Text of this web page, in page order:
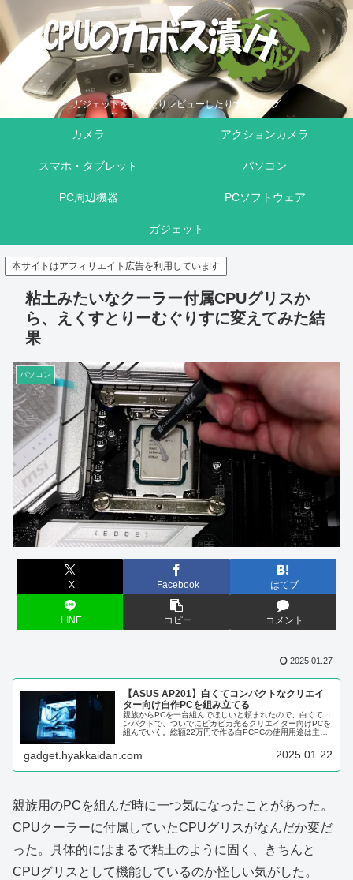
ガジェットを買ったりレビューしたりするブログ
カメラ アクションカメラ
スマホ・タブレット パソコン
PC周辺機器 PCソフトウェア
ガジェット
本サイトはアフィリエイト広告を利用しています
粘土みたいなクーラー付属CPUグリスか
ら、えくすとりーむぐりすに変えてみた結
果
パソコン
X Facebook はてブ
LINE コピー コメント
2025.01.27
【ASUS AP201】白くてコンパクトなクリエイ
ター向け自作PCを組み立てる
親族からPCを一台組んでほしいと頼まれたので、白くてコ
ンパクトで、ついでにピカピカ光るクリエイター向けPCを
組んでいく。総額22万円で作る白PCPCの使用用途は主に
gadget.hyakkaidan.com 2025.01.22
親族用のPCを組んだ時に一つ気になったことがあった。
CPUクーラーに付属していたCPUグリスがなんだか変だ
った。具体的にはまるで粘土のように固く、きちんと
CPUグリスとして機能しているのか怪しい気がした。